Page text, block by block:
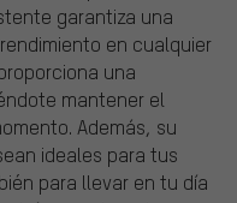
garantiza una
en cualquier
una
mantener el
Además, su
ideales para tus
para llevar en tu día